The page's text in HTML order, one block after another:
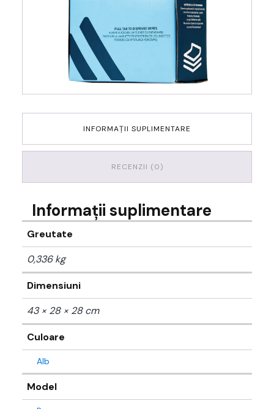
INFORMAȚII SUPLIMENTARE
RECENZII (0)
Informații suplimentare
Greutate
0,336 kg
Dimensiuni
43 × 28 × 28 cm
Culoare
Alb
Model